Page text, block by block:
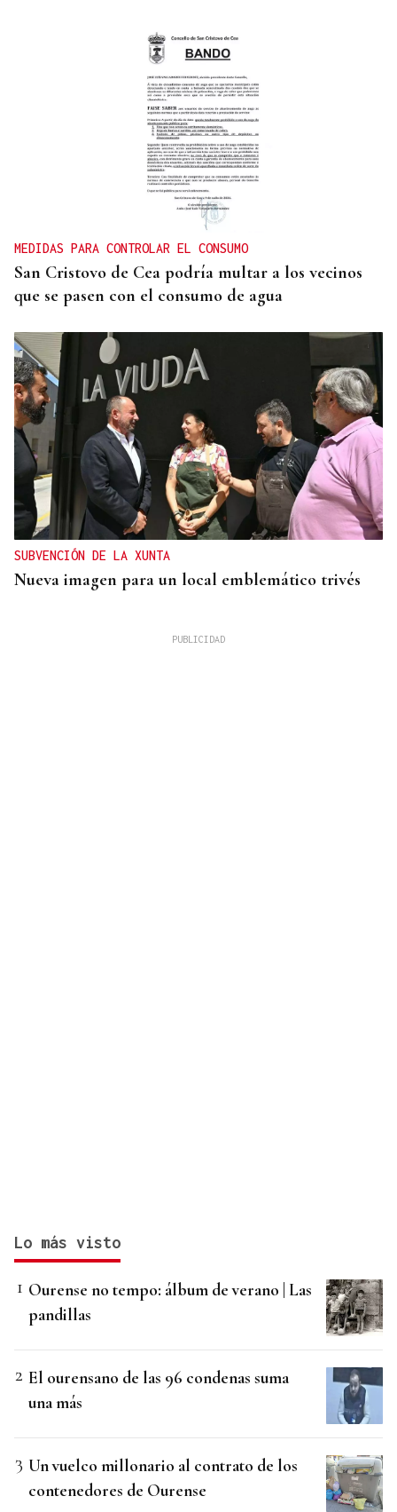
MEDIDAS PARA CONTROLAR EL CONSUMO
San Cristovo de Cea podría multar a los vecinos
que se pasen con el consumo de agua
SUBVENCIÓN DE LA XUNTA
Nueva imagen para un local emblemático trivés
Lo más visto
Ourense no tempo: álbum de verano | Las
pandillas
El ourensano de las 96 condenas suma
una más
Un vuelco millonario al contrato de los
contenedores de Ourense